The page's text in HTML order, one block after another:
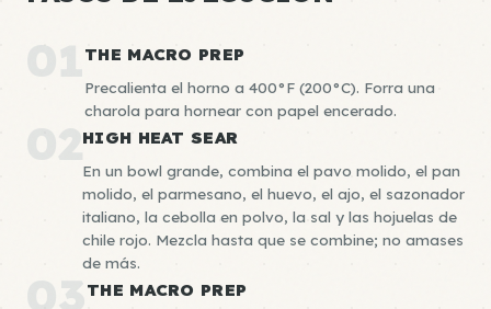
01THE MACRO PREP
Precalienta el horno a 400°F (200°C). Forra una
charola para hornear con papel encerado.
02HIGH HEAT SEAR
En un bowl grande, combina el pavo molido, el pan
molido, el parmesano, el huevo, el ajo, el sazonador
italiano, la cebolla en polvo, la sal y las hojuelas de
chile rojo. Mezcla hasta que se combine; no amases
de más.
03 THE MACRO PREP